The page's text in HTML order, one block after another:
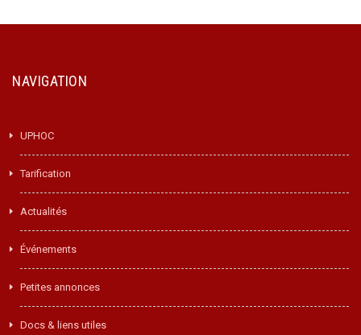
NAVIGATION
UPHOC
Tarification
Actualités
Événements
Petites annonces
Docs & liens utiles